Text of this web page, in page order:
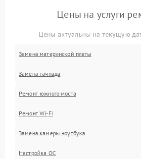
Цены на услуги
Цены актуальны на текущую
Замена материнской платы
Замена тачпада
Ремонт южного моста
Ремонт Wi-Fi
Замена камеры ноутбука
Настройка ОС